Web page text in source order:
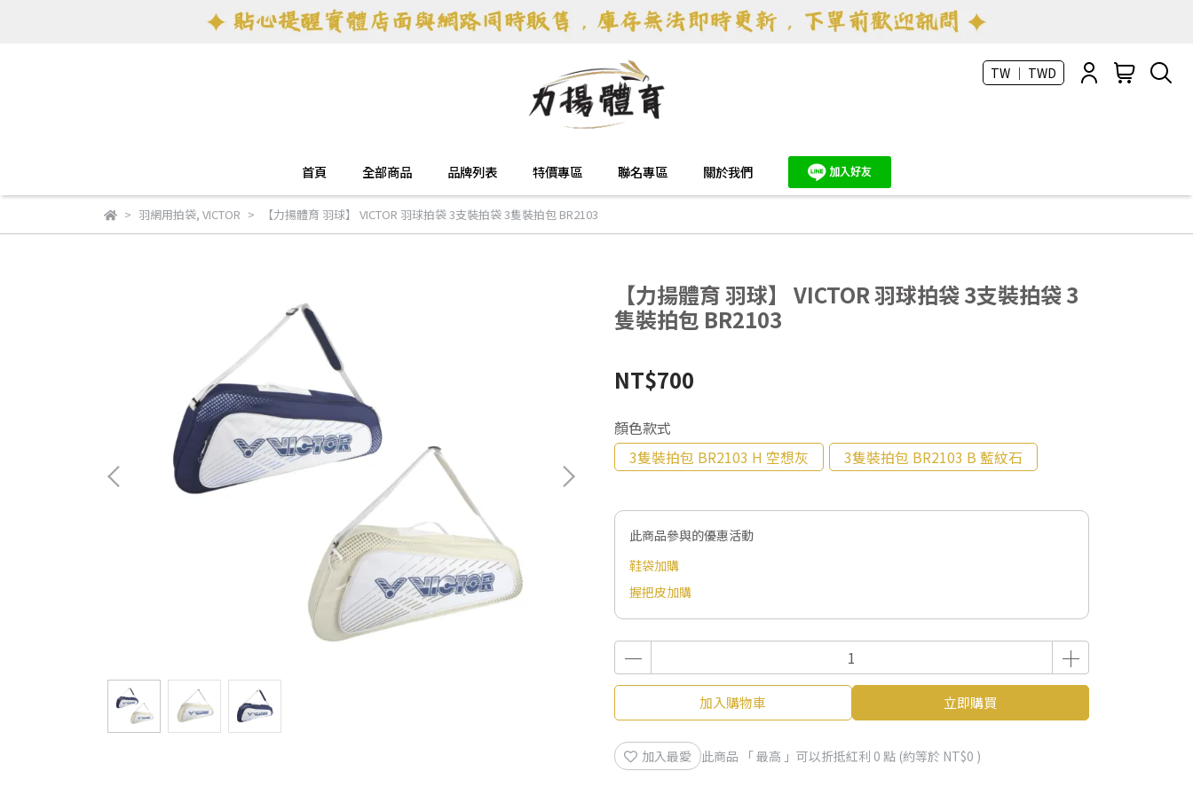
TW ｜ TWD
首頁 全部商品 品牌列表 特價專區 聯名專區 關於我們
羽網用拍袋, VICTOR 【力揚體育 羽球】 VICTOR 羽球拍袋 3支裝拍袋 3隻裝拍包 BR2103
【力揚體育 羽球】 VICTOR 羽球拍袋 3支裝拍袋 3
隻裝拍包 BR2103
NT$700
顏色款式
3隻裝拍包 BR2103 H 空想灰
3隻裝拍包 BR2103 B 藍紋石
此商品參與的優惠活動
鞋袋加購
握把皮加購
加入購物車 立即購買
加入最愛 此商品 「 最高 」可以折抵紅利 0 點 (約等於 NT$0 )